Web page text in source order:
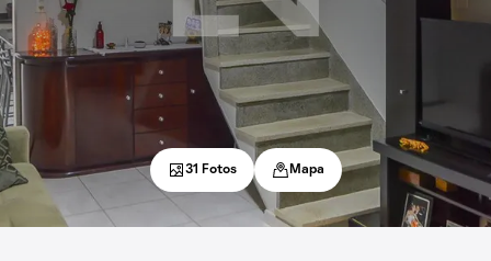
31 Fotos Mapa